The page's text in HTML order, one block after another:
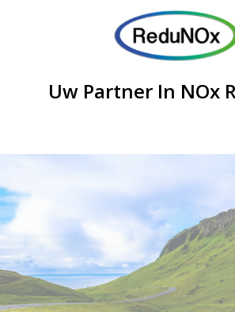
Uw Partner In NOx